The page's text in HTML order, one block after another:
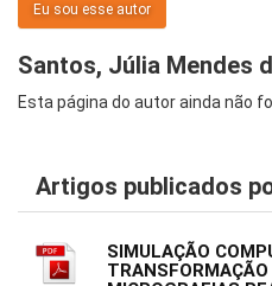
Eu sou esse autor
Santos, Júlia Mendes
Esta página do autor ainda não
Artigos publicados
SIMULAÇÃO